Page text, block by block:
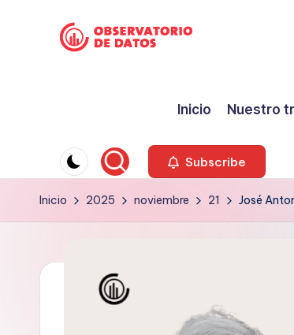
o
d
m
facts
are
sacred"
-
Preswitch
Inicio Nuestro
Subscribe
Inicio 2025 noviembre 21 José